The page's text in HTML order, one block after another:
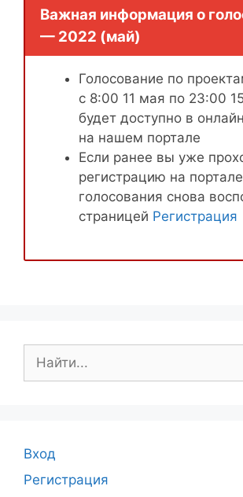
Важная информация о
— 2022 (май)
Голосование по
с 8:00 11 мая по 23:00
будет доступно в
на нашем портале
Если ранее вы уже
регистрацию на
голосования снова
страницей Регистрация
Вход
Регистрация